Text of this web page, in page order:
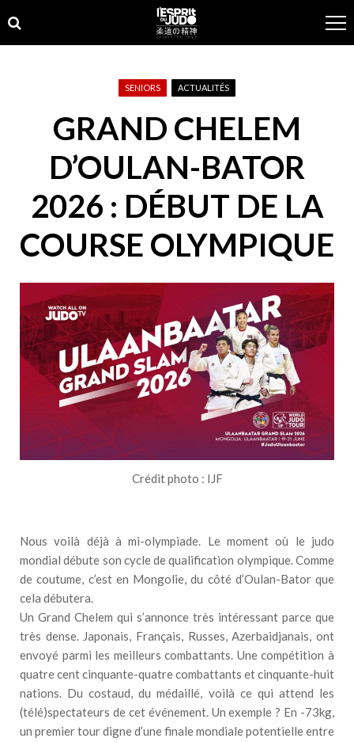
to
navigation
to
content
SENIORS ACTUALITÉS
GRAND CHELEM
D’OULAN-BATOR
2026 : DÉBUT DE LA
COURSE OLYMPIQUE
Crédit photo : IJF
Nous voilà déjà à mi-olympiade. Le moment où le judo
mondial débute son cycle de qualification olympique. Comme
de coutume, c’est en Mongolie, du côté d’Oulan-Bator que
cela débutera.
Un Grand Chelem qui s’annonce très intéressant parce que
très dense. Japonais, Français, Russes, Azerbaidjanais, ont
envoyé parmi les meilleurs combattants. Une compétition à
quatre cent cinquante-quatre combattants et cinquante-huit
nations. Du costaud, du médaillé, voilà ce qui attend les
(télé)spectateurs de cet événement. Un exemple ? En -73kg,
un premier tour digne d’une finale mondiale potentielle entre